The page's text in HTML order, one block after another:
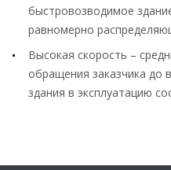
быстровозводимое
равномерно
Высокая скорость –
обращения заказчика до
здания в эксплуатацию